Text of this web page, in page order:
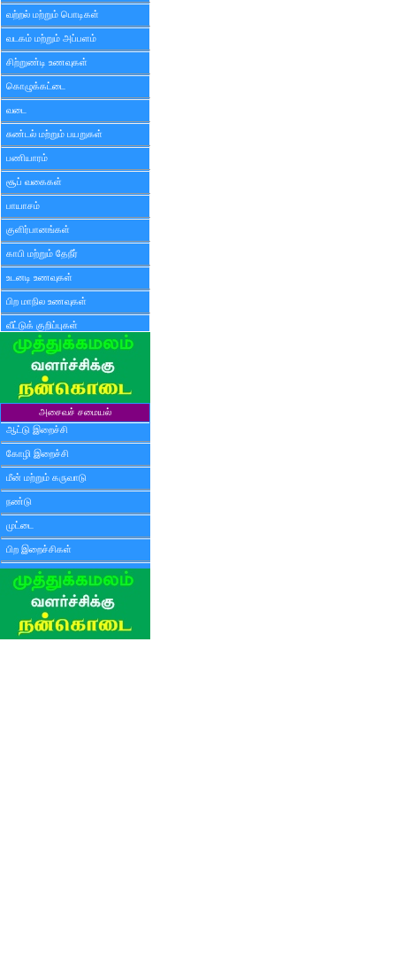
வற்றல் மற்றும் பொடிகள்
வடகம் மற்றும் அப்பளம்
சிற்றுண்டி உணவுகள்
கொழுக்கட்டை
வடை
சுண்டல் மற்றும் பயறுகள்
பணியாரம்
சூப் வகைகள்
பாயாசம்
குளிர்பானங்கள்
காபி மற்றும் தேநீர்
உடனடி உணவுகள்
பிற மாநில உணவுகள்
வீட்டுக் குறிப்புகள்
அசைவச் சமையல்
ஆட்டு இறைச்சி
கோழி இறைச்சி
மீன் மற்றும் கருவாடு
நண்டு
முட்டை
பிற இறைச்சிகள்